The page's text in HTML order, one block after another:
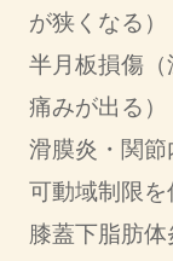
が狭くなる）
半月板損傷
痛みが出る）
滑膜炎・関
可動域制限を
膝蓋下脂肪